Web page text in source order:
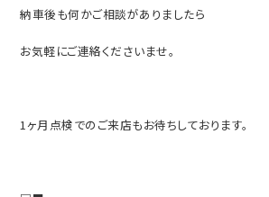
納車後も何かご相談がありましたら
お気軽にご連絡くださいませ。
1ヶ月点検でのご来店もお待ちしております。